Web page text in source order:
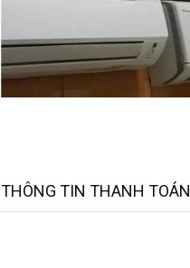
THÔNG TIN THANH TOÁN